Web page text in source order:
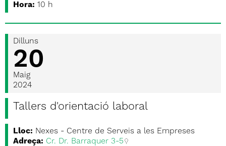
Hora: 10 h
Dilluns
20
Maig
2024
Tallers d'orientació laboral
Lloc: Nexes - Centre de Serveis a les Empreses
Adreça: Cr. Dr. Barraquer 3-5